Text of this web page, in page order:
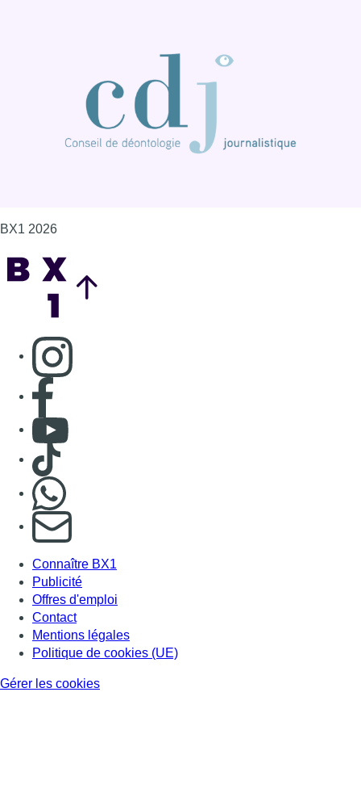
BX1 2026
Consulter page Instagram
Consulter page Facebook
Consulter Youtube
Consulter TikTok
S'abonner à notre newsletter
Connaître BX1
Publicité
Offres d'emploi
Contact
Mentions légales
Politique de cookies (UE)
Gérer les cookies